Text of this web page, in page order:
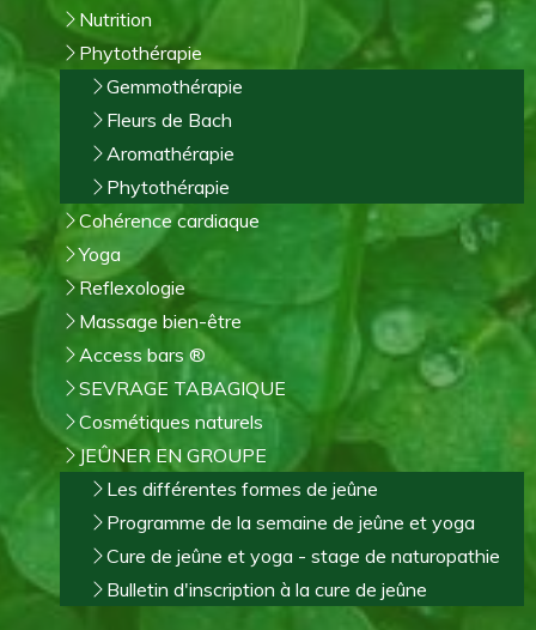
Nutrition
Phytothérapie
Gemmothérapie
Fleurs de Bach
Aromathérapie
Phytothérapie
Cohérence cardiaque
Yoga
Reflexologie
Massage bien-être
Access bars ®
SEVRAGE TABAGIQUE
Cosmétiques naturels
JEÛNER EN GROUPE
Les différentes formes de jeûne
Programme de la semaine de jeûne et yoga
Cure de jeûne et yoga - stage de naturopathie
Bulletin d'inscription à la cure de jeûne